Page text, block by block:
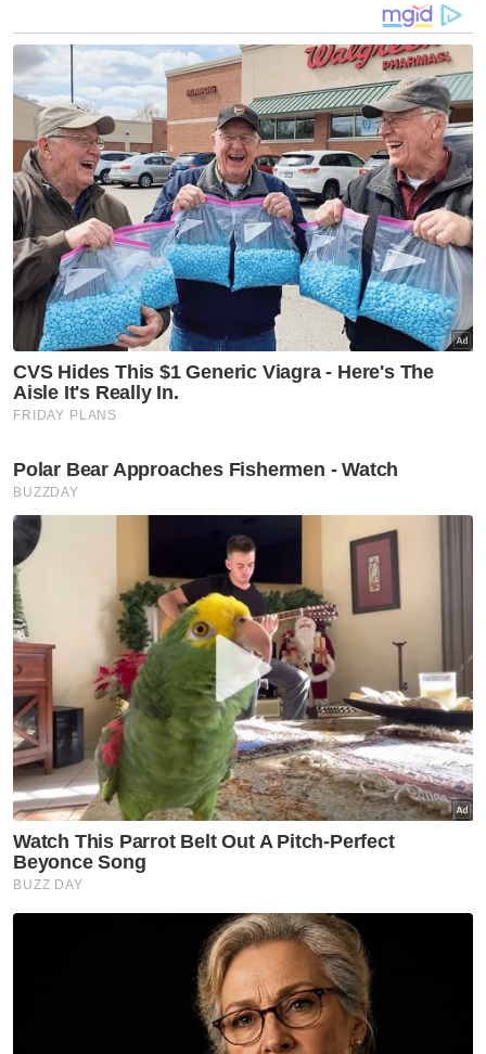
Mimbar turut menekankan empat ciri utama
guru rabbani iaitu ikhlas dalam
menyampaikan ilmu; tekun menambah ilmu
dan kemahiran; menunjukkan akhlak mulia
dalam tingkah laku, serta mengamalkan ilmu
dengan penuh kesabaran, kasih sayang dan
amanah.
Khutbah menjelaskan bahawa guru
memainkan peranan besar dalam
membentuk akhlak generasi muda, selain
mengajar ilmu dunia dan akhirat agar anak
didik menjadi insan berilmu, beradab dan
bertanggungjawab kepada agama,
masyarakat dan negara.
“Guru adalah penyambung tugas Rasulullah
SAW. Mereka mendidik bukan hanya dengan
ilmu, tetapi dengan teladan dan kasih sayang,
membimbing anak didik ke arah mengenal
tuhan dan menunaikan tanggungjawab
sebagai hamba-Nya.
“Guru rabbani akan membimbing anak-anak
didik untuk menjadi insan yang berakhlak
tinggi, jujur, menghormati sesama insan, dan